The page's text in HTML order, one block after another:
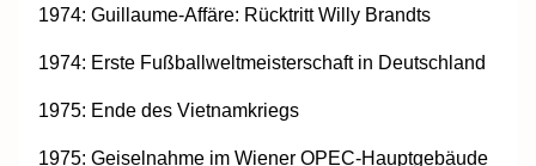
1974: Guillaume-Affäre: Rücktritt Willy Brandts
1974: Erste Fußballweltmeisterschaft in Deutschland
1975: Ende des Vietnamkriegs
1975: Geiselnahme im Wiener OPEC-Hauptgebäude